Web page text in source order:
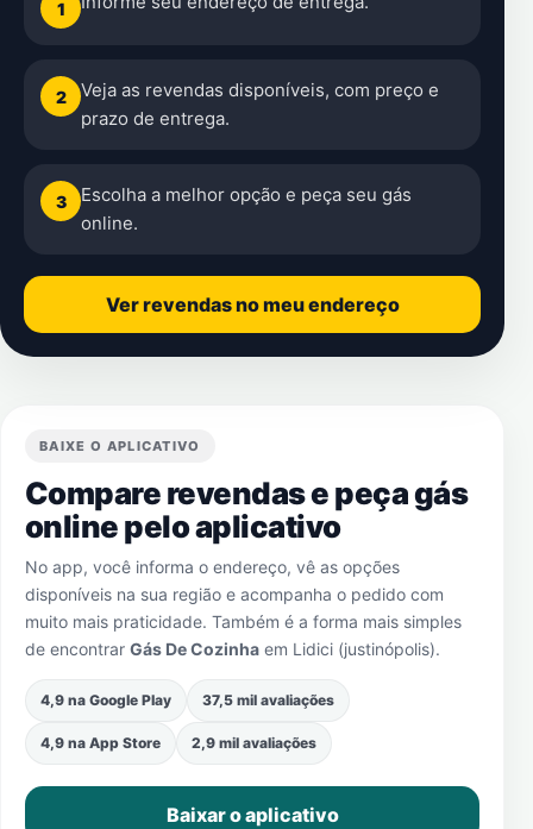
1
2
Veja as revendas disponíveis, com preço e
prazo de entrega.
3
Escolha a melhor opção e peça seu gás
online.
Ver revendas no meu endereço
BAIXE O APLICATIVO
Compare revendas e peça gás
online pelo aplicativo
No app, você informa o endereço, vê as opções
disponíveis na sua região e acompanha o pedido com
muito mais praticidade. Também é a forma mais simples
de encontrar Gás De Cozinha em Lidici (justinópolis).
4,9 na Google Play 37,5 mil avaliações
4,9 na App Store 2,9 mil avaliações
Baixar o aplicativo